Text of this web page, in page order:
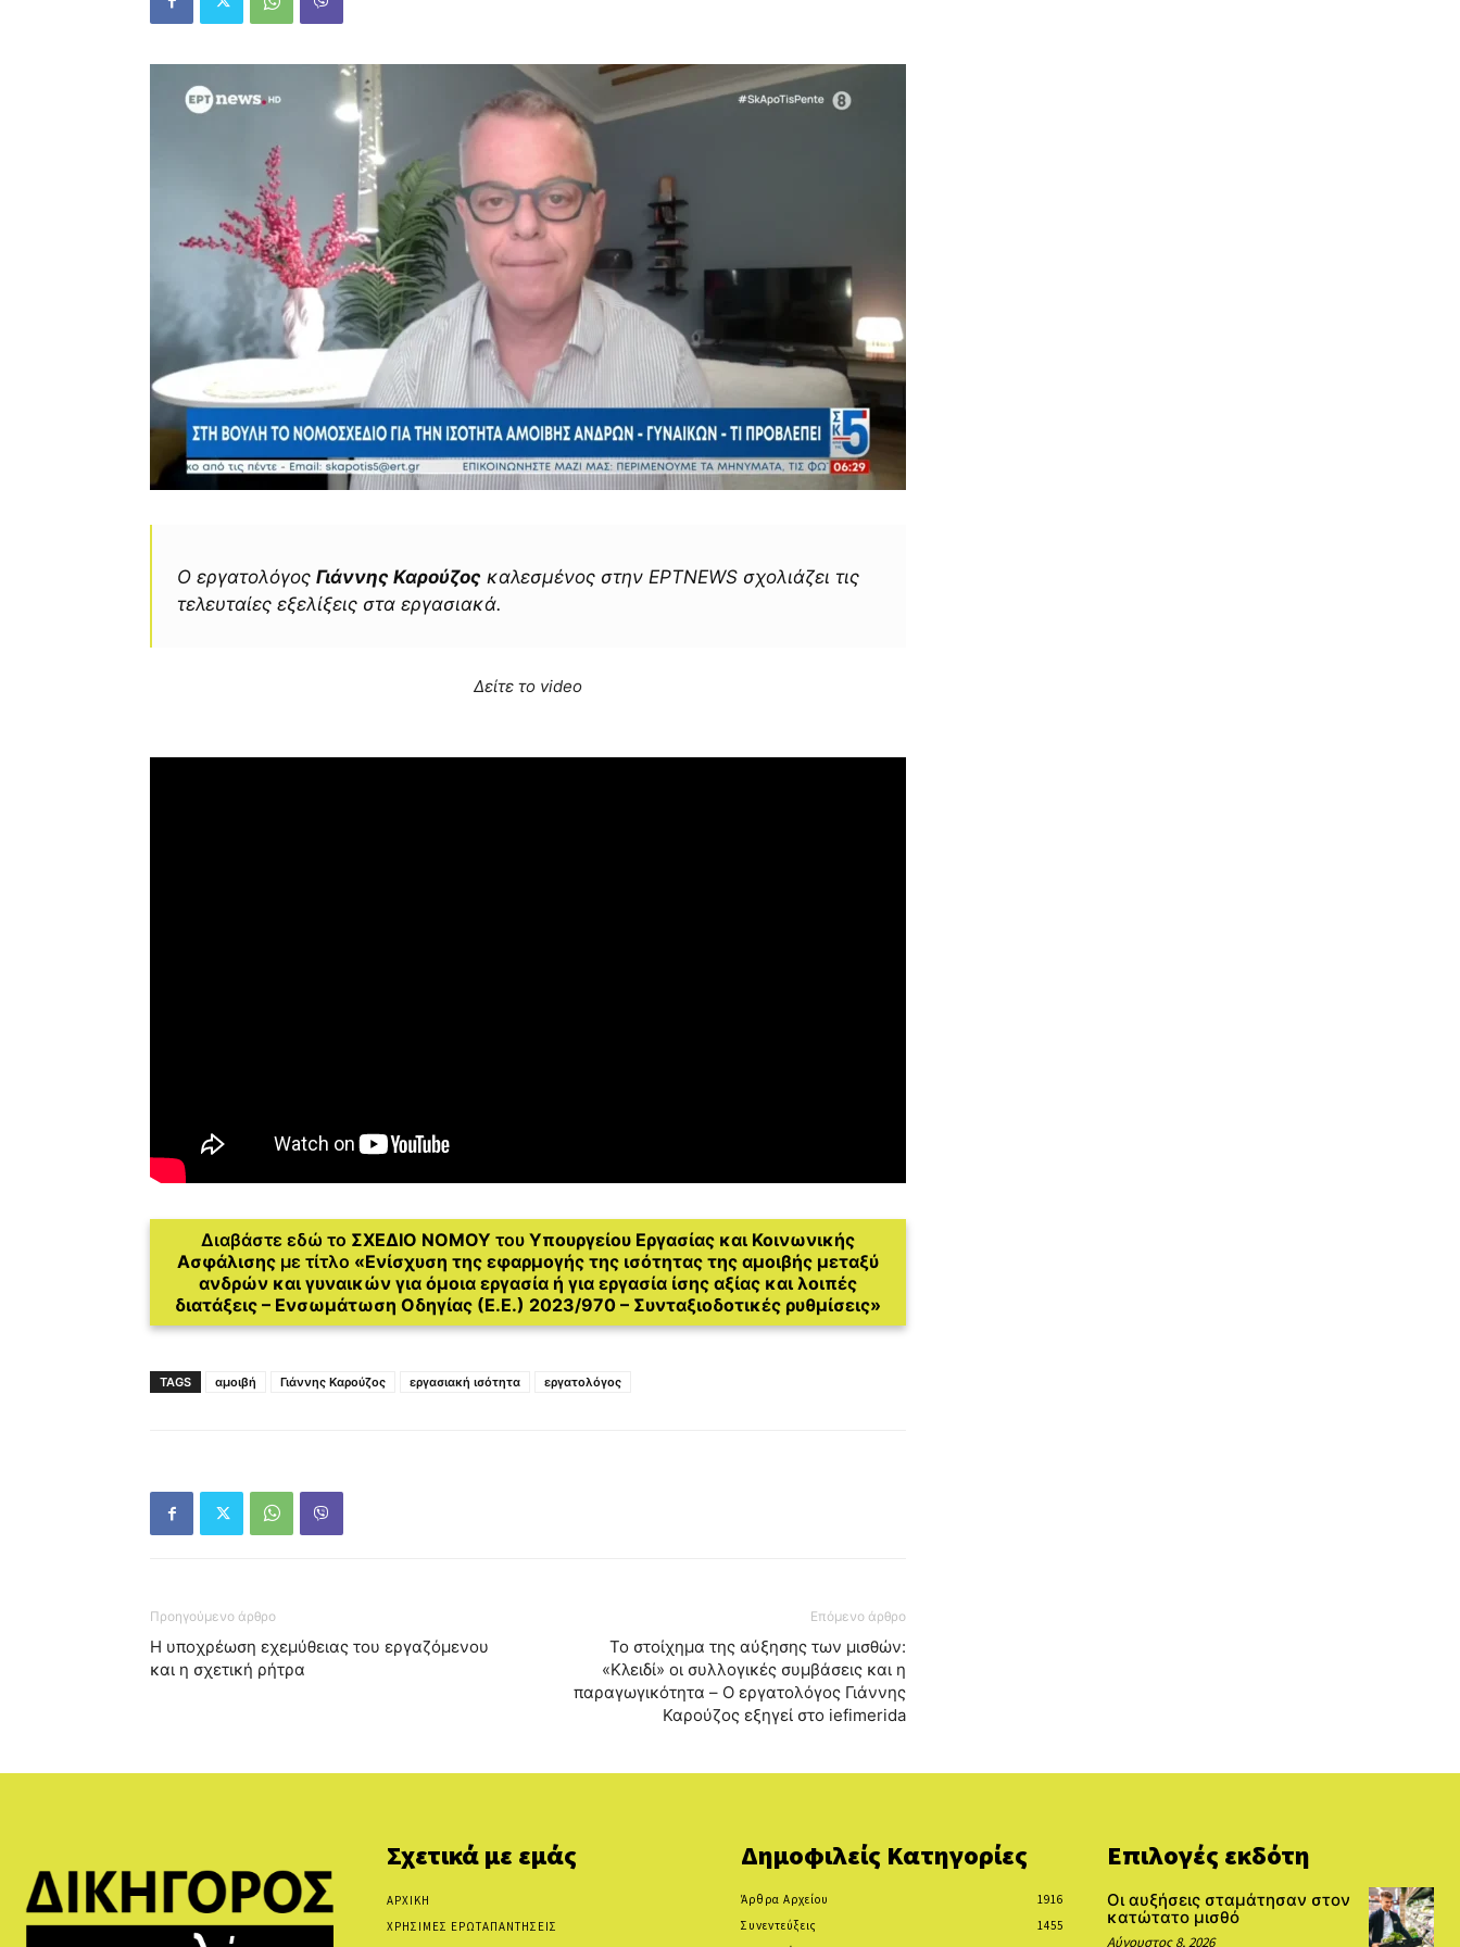
Ο εργατολόγος Γιάννης Καρούζος καλεσμένος στην ΕΡΤNEWS σχολιάζει τις
τελευταίες εξελίξεις στα εργασιακά.
Δείτε το video
Διαβάστε εδώ το ΣΧΕΔΙΟ ΝΟΜΟΥ του Υπουργείου Εργασίας και Κοινωνικής
Ασφάλισης με τίτλο «Ενίσχυση της εφαρμογής της ισότητας της αμοιβής μεταξύ
ανδρών και γυναικών για όμοια εργασία ή για εργασία ίσης αξίας και λοιπές
διατάξεις – Ενσωμάτωση Οδηγίας (Ε.Ε.) 2023/970 – Συνταξιοδοτικές ρυθμίσεις»
TAGS αμοιβή Γιάννης Καρούζος εργασιακή ισότητα εργατολόγος
Προηγούμενο άρθρο
Η υποχρέωση εχεμύθειας του εργαζόμενου
και η σχετική ρήτρα
Επόμενο άρθρο
Το στοίχημα της αύξησης των μισθών:
«Κλειδί» οι συλλογικές συμβάσεις και η
παραγωγικότητα – O εργατολόγος Γιάννης
Καρούζος εξηγεί στο iefimerida
Σχετικά με εμάς
ΑΡΧΙΚΗ
ΧΡΗΣΙΜΕΣ ΕΡΩΤΑΠΑΝΤΗΣΕΙΣ
Δημοφιλείς Κατηγορίες
Άρθρα Αρχείου
1916
Συνεντεύξεις
1455
Επιλογές εκδότη
Οι αυξήσεις σταμάτησαν στον
κατώτατο μισθό
Αύγουστος 8, 2026